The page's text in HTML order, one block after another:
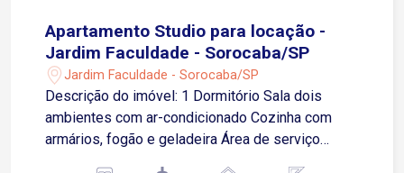
Apartamento Studio para locação -
Jardim Faculdade - Sorocaba/SP
Jardim Faculdade - Sorocaba/SP
Descrição do imóvel: 1 Dormitório Sala dois
ambientes com ar-condicionado Cozinha com
armários, fogão e geladeira Área de serviço